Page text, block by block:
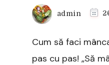
admin
Cum să faci
pas cu pas! „Să